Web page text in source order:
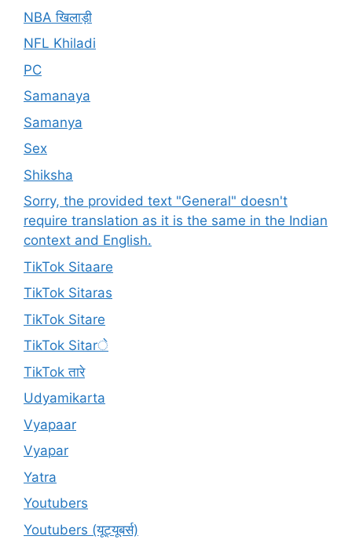
NBA खिलाड़ी
NFL Khiladi
PC
Samanaya
Samanya
Sex
Shiksha
Sorry, the provided text "General" doesn't
require translation as it is the same in the Indian
context and English.
TikTok Sitaare
TikTok Sitaras
TikTok Sitare
TikTok Sitarे
TikTok तारे
Udyamikarta
Vyapaar
Vyapar
Yatra
Youtubers
Youtubers (यूट्यूबर्स)